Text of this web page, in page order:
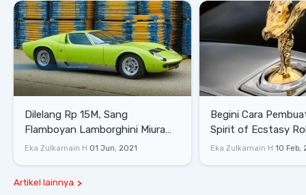
Dilelang Rp 15M, Sang
Flamboyan Lamborghini Miura
P400 S
Eka Zulkarnain H 01 Jun, 2021
Begini Cara
Spirit of Ecstasy
Eka Zulkarnain H 10 Feb,
Artikel lainnya